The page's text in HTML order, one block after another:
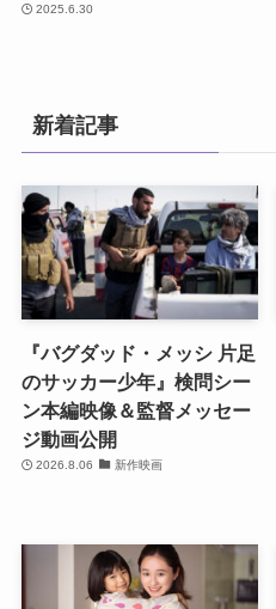
2025.6.30
新着記事
『バグダッド・メッシ 片足
のサッカー少年』検問シー
ン本編映像＆監督メッセー
ジ動画公開
2026.8.06 新作映画